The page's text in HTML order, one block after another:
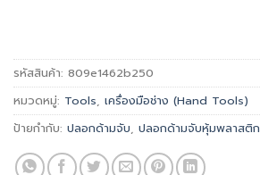
รหัสสินค้า: 809e1462b250
หมวดหมู่: Tools เครื่องมือช่าง (Hand Tools)
ป้ายกำกับ: ปลอกด้ามจับ ปลอกด้ามจับหุ้มพลาสติก